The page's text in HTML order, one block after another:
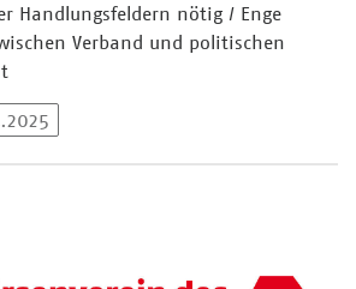
Handlungsfeldern nötig / Enge
Verband und politischen